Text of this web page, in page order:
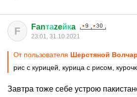
F Fanтаzeйкa
23:01, 31.10.2021
От пользователя Шерстяной
рис с курицей, курица с рисом,
Завтра тоже себе устрою